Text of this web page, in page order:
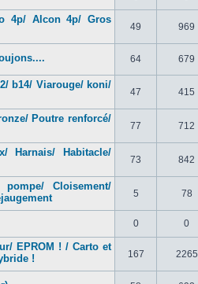
4p/ Alcon 4p/ Gros
49 969
64 679
b14/ Viarouge/ koni/
47 415
Poutre renforcé/
77 712
Harnais/ Habitacle/
73 842
pompe/ Cloisement/
5 78
0 0
EPROM ! / Carto et
!
167 2265